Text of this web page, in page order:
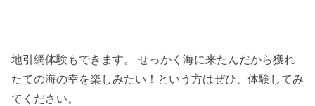
地引網体験もできます。 せっかく海に来たんだから獲れ
たての海の幸を楽しみたい！という方はぜひ、体験してみ
てください。